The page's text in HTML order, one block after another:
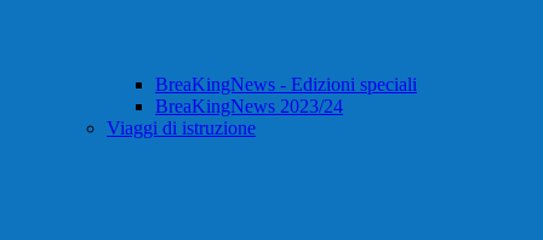
BreaKingNews - Edizioni speciali
BreaKingNews 2023/24
Viaggi di istruzione